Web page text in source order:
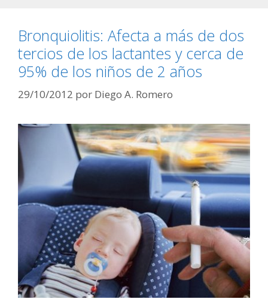
Bronquiolitis: Afecta a más de dos
tercios de los lactantes y cerca de
95% de los niños de 2 años
29/10/2012 por Diego A. Romero